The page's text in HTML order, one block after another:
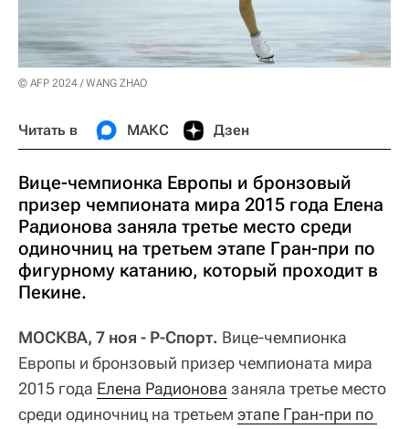
© AFP 2024 / WANG ZHAO
Читать в МАКС Дзен
Вице-чемпионка Европы и бронзовый
призер чемпионата мира 2015 года Елена
Радионова заняла третье место среди
одиночниц на третьем этапе Гран-при по
фигурному катанию, который проходит в
Пекине.
МОСКВА, 7 ноя - Р-Спорт. Вице-чемпионка
Европы и бронзовый призер чемпионата мира
2015 года Елена Радионова заняла третье место
среди одиночниц на третьем этапе Гран-при по